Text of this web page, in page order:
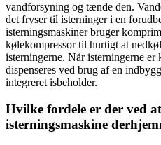
vandforsyning og tænde den.
det fryser til isterninger i en
isterningsmaskiner bruger
kølekompressor til hurtigt at
isterningerne. Når isterningerne er
dispenseres ved brug af en
integreret isbeholder.
Hvilke fordele er der ved
isterningsmaskine